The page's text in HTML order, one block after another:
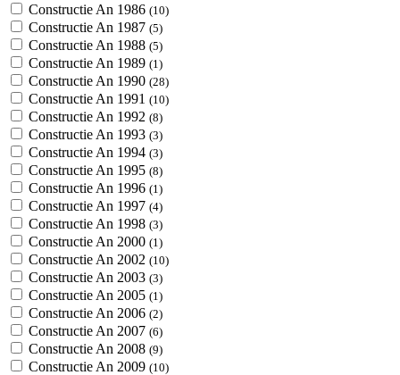
Constructie An 1986 (10)
Constructie An 1987 (5)
Constructie An 1988 (5)
Constructie An 1989 (1)
Constructie An 1990 (28)
Constructie An 1991 (10)
Constructie An 1992 (8)
Constructie An 1993 (3)
Constructie An 1994 (3)
Constructie An 1995 (8)
Constructie An 1996 (1)
Constructie An 1997 (4)
Constructie An 1998 (3)
Constructie An 2000 (1)
Constructie An 2002 (10)
Constructie An 2003 (3)
Constructie An 2005 (1)
Constructie An 2006 (2)
Constructie An 2007 (6)
Constructie An 2008 (9)
Constructie An 2009 (10)